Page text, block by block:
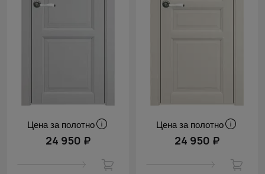
Цена за полотно
24 950 ₽
Цена за полотно
24 950 ₽